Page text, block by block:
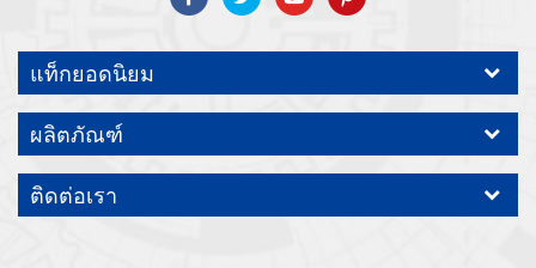
โข่ง, แบบไม่มีน้ำมัน, แบบเลื่อน, แบบลูกสูบ, เครื่องเป่า, ตัวกรอง, ท่อระบาย
น้ำ, พร้อมสายการผลิตเครื่องอัดอากาศที่สมบูรณ์ กว่า เครื่องอัดอากาศ 300
ชนิดสำหรับอุตสาหกรรม ผู้เชี่ยวชาญ. ของเรา บริษัท ได้สะสมมากกว่า
ประสบการณ์ 30 ปี จาก การหล่อชิ้นส่วนที่สำคัญที่สุดไปยังภาชนะรับแรงดัน
มอเตอร์ไฟฟ้าการแปรรูปชิ้นส่วนและอุปกรณ์ที่มีความแม่นยำ การประกอบ.
นอกจากนี้ บริษัท ของเราได้พัฒนากระบวนการหลักของเซอร์โวมอเตอร์แม่
เหล็กถาวรและได้รับสิทธิบัตรทางเทคนิคที่เกี่ยวข้องเพื่อนำไปสู่การ
แท็กยอดนิยม
ผลิตภัณฑ์
ติดต่อเรา